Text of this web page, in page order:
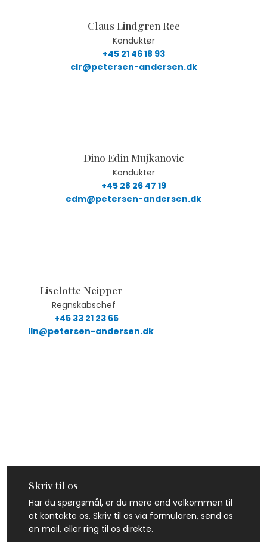
Claus Lindgren Ree
Konduktør
+45 21 46 18 93
clr@petersen-andersen.dk
Dino Edin Mujkanovic
Konduktør
+45 28 26 47 19
edm@petersen-andersen.dk
Liselotte Neipper
​ Regnskabschef
+45 33 21 23 65
lln@petersen-andersen.dk
Skriv​ til os​
Har du spørgsmål, er du mere end velkommen til
at kontakte os. Skriv til os via formularen, send os
en mail, eller ring til os direkte.​